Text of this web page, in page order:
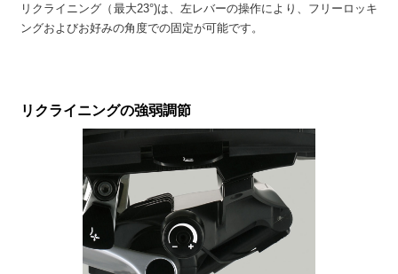
リクライニング（最大23°)は、左レバーの操作により、フリーロッキ
ングおよびお好みの角度での固定が可能です。
リクライニングの強弱調節